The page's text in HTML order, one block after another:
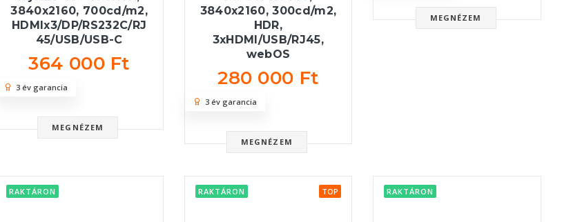
3840x2160, 700cd/m2,
HDMIx3/DP/RS232C/RJ
45/USB/USB-C
364 000 Ft
MEGNÉZEM
3 év garancia
3840x2160, 300cd/m2,
HDR,
3xHDMI/USB/RJ45,
webOS
280 000 Ft
MEGNÉZEM
3 év garancia
MEGNÉZEM
RAKTÁRON RAKTÁRON TOP RAKTÁRON